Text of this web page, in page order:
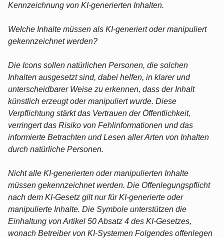
Kennzeichnung von KI-generierten Inhalten.
Welche Inhalte müssen als KI-generiert oder manipuliert
gekennzeichnet werden?
Die Icons sollen natürlichen Personen, die solchen
Inhalten ausgesetzt sind, dabei helfen, in klarer und
unterscheidbarer Weise zu erkennen, dass der Inhalt
künstlich erzeugt oder manipuliert wurde. Diese
Verpflichtung stärkt das Vertrauen der Öffentlichkeit,
verringert das Risiko von Fehlinformationen und das
informierte Betrachten und Lesen aller Arten von Inhalten
durch natürliche Personen.
Nicht alle KI-generierten oder manipulierten Inhalte
müssen gekennzeichnet werden. Die Offenlegungspflicht
nach dem KI-Gesetz gilt nur für KI-generierte oder
manipulierte Inhalte. Die Symbole unterstützen die
Einhaltung von Artikel 50 Absatz 4 des KI-Gesetzes,
wonach Betreiber von KI-Systemen Folgendes offenlegen